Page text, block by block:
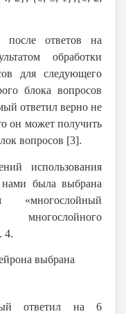
после ответов на
обработки
для следующего
блока вопросов
ответил верно не
он может получить
вопросов [3].
использования
нами была выбрана
«многослойный
4.
выбрана
ответил на 6